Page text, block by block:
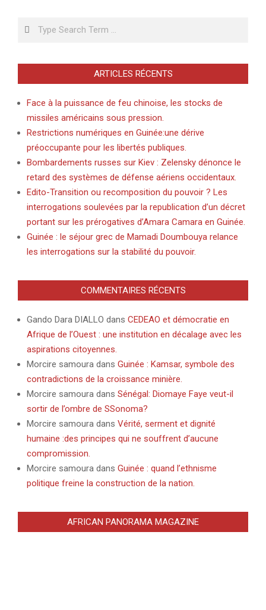
ARTICLES RÉCENTS
Face à la puissance de feu chinoise, les stocks de
missiles américains sous pression.
Restrictions numériques en Guinée:une dérive
préoccupante pour les libertés publiques.
Bombardements russes sur Kiev : Zelensky dénonce le
retard des systèmes de défense aériens occidentaux.
Edito-Transition ou recomposition du pouvoir ? Les
interrogations soulevées par la republication d’un décret
portant sur les prérogatives d’Amara Camara en Guinée.
Guinée : le séjour grec de Mamadi Doumbouya relance
les interrogations sur la stabilité du pouvoir.
COMMENTAIRES RÉCENTS
Gando Dara DIALLO dans CEDEAO et démocratie en
Afrique de l’Ouest : une institution en décalage avec les
aspirations citoyennes.
Morcire samoura dans Guinée : Kamsar, symbole des
contradictions de la croissance minière.
Morcire samoura dans Sénégal: Diomaye Faye veut-il
sortir de l’ombre de SSonoma?
Morcire samoura dans Vérité, serment et dignité
humaine :des principes qui ne souffrent d’aucune
compromission.
Morcire samoura dans Guinée : quand l’ethnisme
politique freine la construction de la nation.
AFRICAN PANORAMA MAGAZINE